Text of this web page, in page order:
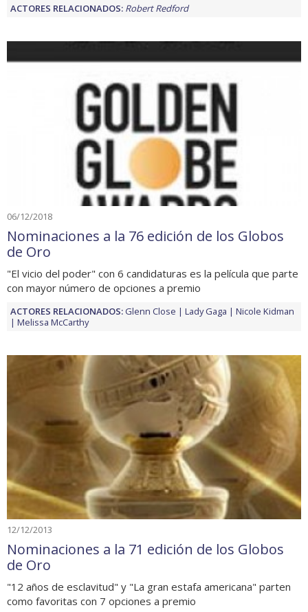
ACTORES RELACIONADOS: Robert Redford
06/12/2018
Nominaciones a la 76 edición de los Globos
de Oro
"El vicio del poder" con 6 candidaturas es la película que parte
con mayor número de opciones a premio
ACTORES RELACIONADOS: Glenn Close Lady Gaga
Nicole Kidman
Melissa McCarthy
12/12/2013
Nominaciones a la 71 edición de los Globos
de Oro
"12 años de esclavitud" y "La gran estafa americana" parten
como favoritas con 7 opciones a premio